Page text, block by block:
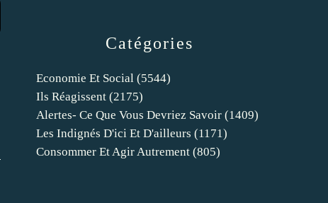
Catégories
Economie Et Social (5544)
Ils Réagissent (2175)
Alertes- Ce Que Vous Devriez Savoir (1409)
Les Indignés D'ici Et D'ailleurs (1171)
Consommer Et Agir Autrement (805)